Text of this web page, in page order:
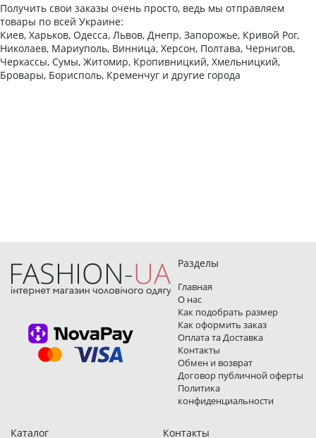
Получить свои заказы очень просто, ведь мы отправляем
товары по всей Украине:
Киев, Харьков, Одесса, Львов, Днепр, Запорожье, Кривой Рог,
Николаев, Мариуполь, Винница, Херсон, Полтава, Чернигов,
Черкассы, Сумы, Житомир, Кропивницкий, Хмельницкий,
Бровары, Борисполь, Кременчуг и другие города
Разделы
Главная
О нас
Как подобрать размер
Как оформить заказ
Оплата та Доставка
Контакты
Обмен и возврат
Договор публичной оферты
Политика
конфиденциальности
Каталог Контакты